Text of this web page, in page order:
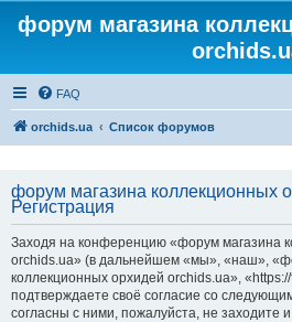
форум магазина
FAQ
orchids.ua Список форумов
форум магазина коллекционных
Регистрация
Заходя на конференцию «форум магазина
orchids.ua» (в дальнейшем «мы», «наш»,
коллекционных орхидей orchids.ua»,
подтверждаете своё согласие со
согласны с ними, пожалуйста, не заходите